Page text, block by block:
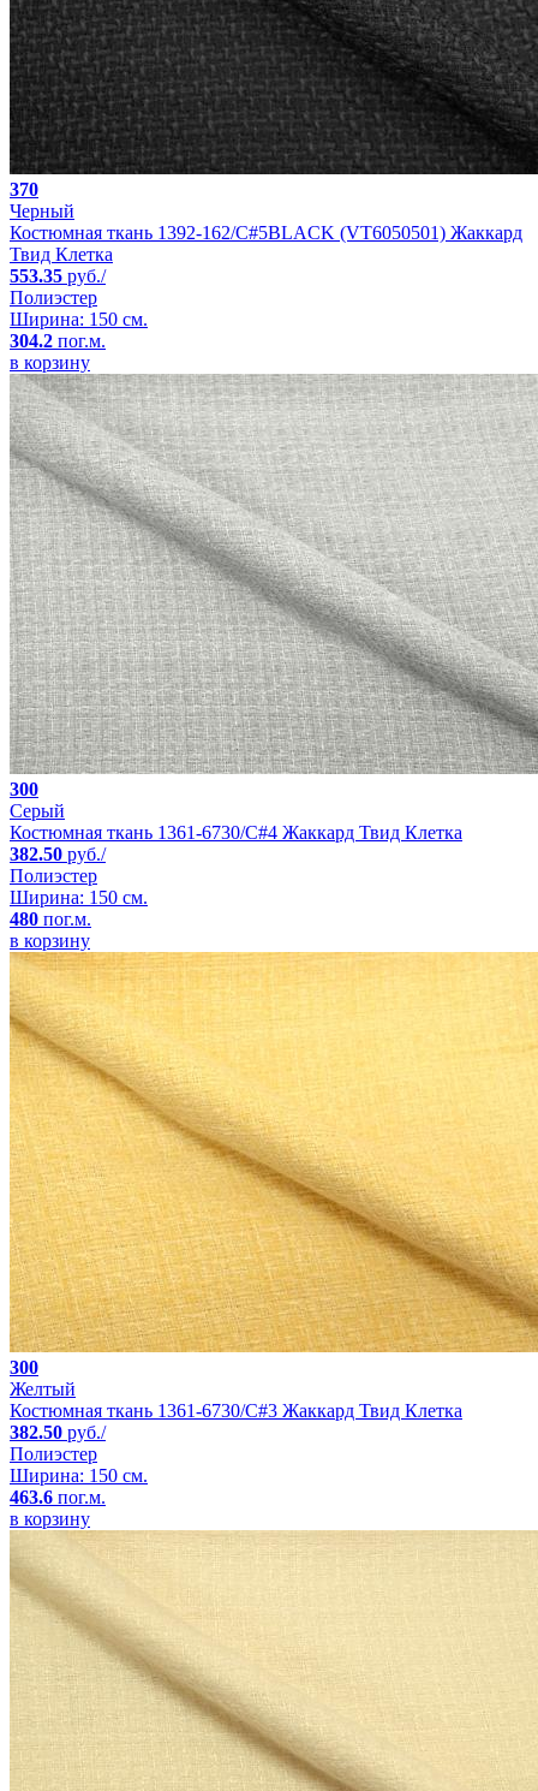
370
Черный
Костюмная ткань 1392-162/C#5BLACK (VT6050501) Жаккард
Твид Клетка
553.35 руб./
Полиэстер
Ширина: 150 см.
304.2 пог.м.
в корзину
300
Серый
Костюмная ткань 1361-6730/C#4 Жаккард Твид Клетка
382.50 руб./
Полиэстер
Ширина: 150 см.
480 пог.м.
в корзину
300
Желтый
Костюмная ткань 1361-6730/C#3 Жаккард Твид Клетка
382.50 руб./
Полиэстер
Ширина: 150 см.
463.6 пог.м.
в корзину